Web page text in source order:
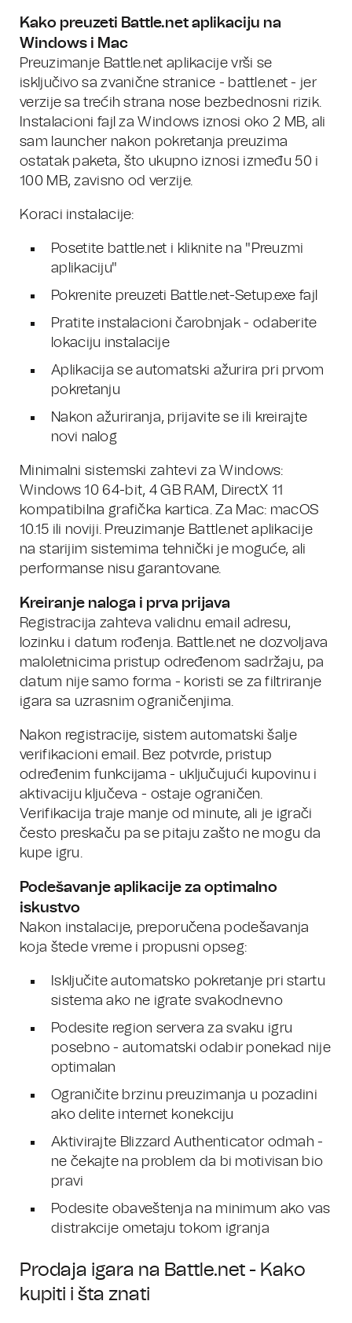
Kako preuzeti Battle.net aplikaciju na
Windows i Mac
Preuzimanje Battle.net aplikacije vrši se
isključivo sa zvanične stranice - battle.net - jer
verzije sa trećih strana nose bezbednosni rizik.
Instalacioni fajl za Windows iznosi oko 2 MB, ali
sam launcher nakon pokretanja preuzima
ostatak paketa, što ukupno iznosi između 50 i
100 MB, zavisno od verzije.
Koraci instalacije:
Posetite battle.net i kliknite na "Preuzmi
aplikaciju"
Pokrenite preuzeti Battle.net-Setup.exe fajl
Pratite instalacioni čarobnjak - odaberite
lokaciju instalacije
Aplikacija se automatski ažurira pri prvom
pokretanju
Nakon ažuriranja, prijavite se ili kreirajte
novi nalog
Minimalni sistemski zahtevi za Windows:
Windows 10 64-bit, 4 GB RAM, DirectX 11
kompatibilna grafička kartica. Za Mac: macOS
10.15 ili noviji. Preuzimanje Battle.net aplikacije
na starijim sistemima tehnički je moguće, ali
performanse nisu garantovane.
Kreiranje naloga i prva prijava
Registracija zahteva validnu email adresu,
lozinku i datum rođenja. Battle.net ne dozvoljava
maloletnicima pristup određenom sadržaju, pa
datum nije samo forma - koristi se za filtriranje
igara sa uzrasnim ograničenjima.
Nakon registracije, sistem automatski šalje
verifikacioni email. Bez potvrde, pristup
određenim funkcijama - uključujući kupovinu i
aktivaciju ključeva - ostaje ograničen.
Verifikacija traje manje od minute, ali je igrači
često preskaču pa se pitaju zašto ne mogu da
kupe igru.
Podešavanje aplikacije za optimalno
iskustvo
Nakon instalacije, preporučena podešavanja
koja štede vreme i propusni opseg:
Isključite automatsko pokretanje pri startu
sistema ako ne igrate svakodnevno
Podesite region servera za svaku igru
posebno - automatski odabir ponekad nije
optimalan
Ograničite brzinu preuzimanja u pozadini
ako delite internet konekciju
Aktivirajte Blizzard Authenticator odmah -
ne čekajte na problem da bi motivisan bio
pravi
Podesite obaveštenja na minimum ako vas
distrakcije ometaju tokom igranja
Prodaja igara na Battle.net - Kako
kupiti i šta znati